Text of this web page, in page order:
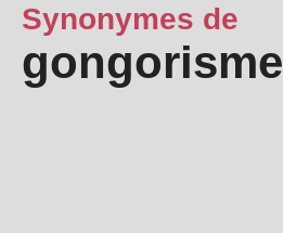
Synonymes de
gongorisme